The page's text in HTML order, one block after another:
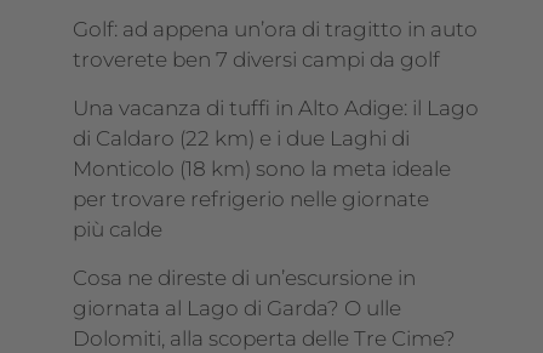
Golf: ad appena un’ora di tragitto in auto
troverete ben 7 diversi campi da golf
Una vacanza di tuffi in Alto Adige: il Lago
di Caldaro (22 km) e i due Laghi di
Monticolo (18 km) sono la meta ideale
per trovare refrigerio nelle giornate
più calde
Cosa ne direste di un’escursione in
giornata al Lago di Garda? O ulle
Dolomiti, alla scoperta delle Tre Cime?